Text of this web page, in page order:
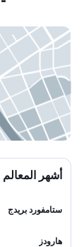
أشهر المعالم
ستامفورد بريدج
هارودز